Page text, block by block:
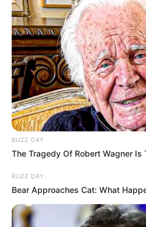
Marienborn
die originalen
Grenzkontrolle und
innerdeutschen Grenze
ehemaligen Stabsgebäude des
besichtigenden
Ausstellung besucht werden.
Marienborn war
zwischen beiden deutschen
in Helmstedt hält die Erinnerung
wach und ist ein Mahnmal
BUZZ DAY
The Tragedy Of Robert Wagner Is
BUZZ DAY
Bear Approaches Cat: What